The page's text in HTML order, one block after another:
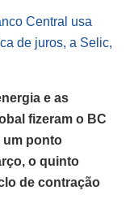
Central usa
de juros, a Selic,
e as
fizeram o BC
um ponto
o quinto
de contração